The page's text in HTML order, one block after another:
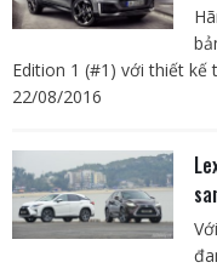
Edition 1 (#1) với thiết kế
22/08/2016